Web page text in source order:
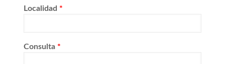
Localidad *
Consulta *